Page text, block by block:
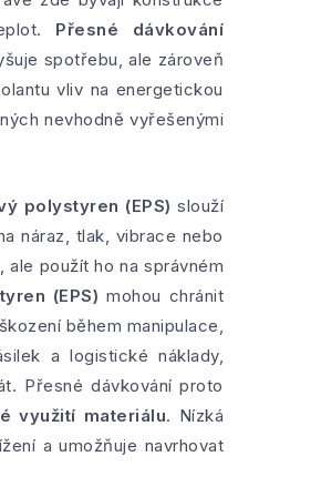
Přesné dávkování
spotřebu, ale zároveň
vliv na energetickou
nevhodně vyřešenými
polystyren (EPS) slouží
náraz, tlak, vibrace nebo
použít ho na správném
(EPS) mohou chránit
během manipulace,
a logistické náklady,
Přesné dávkování proto
využití materiálu. Nízká
a umožňuje navrhovat